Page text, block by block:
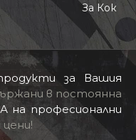
За Кок
за Вашия
в постоянна
на професионални